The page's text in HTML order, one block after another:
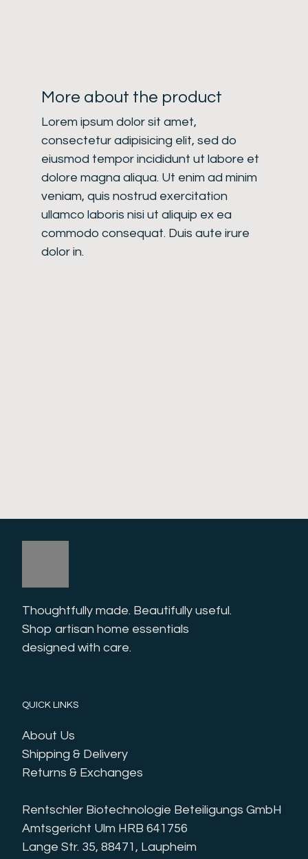
More about the product
Lorem ipsum dolor sit amet,
consectetur adipisicing elit, sed do
eiusmod tempor incididunt ut labore et
dolore magna aliqua. Ut enim ad minim
veniam, quis nostrud exercitation
ullamco laboris nisi ut aliquip ex ea
commodo consequat. Duis aute irure
dolor in.
Thoughtfully made. Beautifully useful.
Shop artisan home essentials
designed with care.
QUICK LINKS
About Us
Shipping & Delivery
Returns & Exchanges
Rentschler Biotechnologie Beteiligungs GmbH
Amtsgericht Ulm HRB 641756
Lange Str. 35, 88471, Laupheim